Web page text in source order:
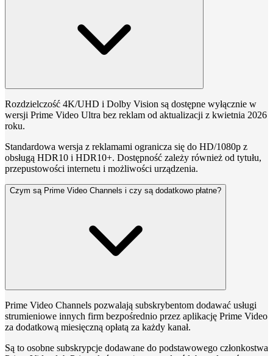
Rozdzielczość 4K/UHD i Dolby Vision są dostępne wyłącznie w
wersji Prime Video Ultra bez reklam od aktualizacji z kwietnia 2026
roku.
Standardowa wersja z reklamami ogranicza się do HD/1080p z
obsługą HDR10 i HDR10+. Dostępność zależy również od tytułu,
przepustowości internetu i możliwości urządzenia.
Czym są Prime Video Channels i czy są dodatkowo płatne?
Prime Video Channels pozwalają subskrybentom dodawać usługi
strumieniowe innych firm bezpośrednio przez aplikację Prime Video
za dodatkową miesięczną opłatą za każdy kanał.
Są to osobne subskrypcje dodawane do podstawowego członkostwa